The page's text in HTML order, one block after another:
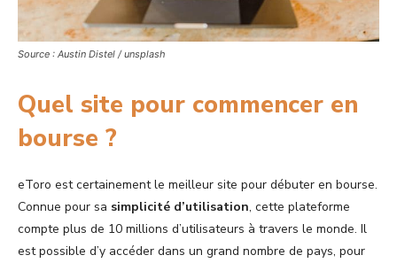
Source : Austin Distel / unsplash
Quel site pour commencer en
bourse ?
eToro est certainement le meilleur site pour débuter en bourse.
Connue pour sa simplicité d’utilisation, cette plateforme
compte plus de 10 millions d’utilisateurs à travers le monde. Il
est possible d’y accéder dans un grand nombre de pays, pour